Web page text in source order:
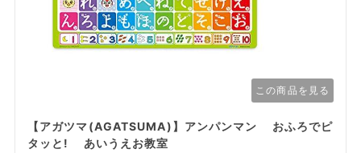
この商品を見る
【アガツマ(AGATSUMA)】アンパンマン おふろでピ
タッと! あいうえお教室